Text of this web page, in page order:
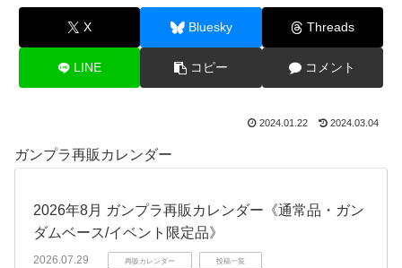
X Bluesky Threads
LINE コピー コメント
2024.01.22 2024.03.04
ガンプラ再販カレンダー
2026年8月 ガンプラ再販カレンダー《通常品・ガン
ダムベース/イベント限定品》
2026.07.29 再販カレンダー 投稿一覧